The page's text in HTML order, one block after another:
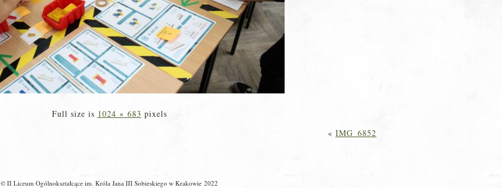
Full size is 1024 × 683 pixels
« IMG_6852
© II Liceum Ogólnokształcące im. Króla Jana III Sobieskiego w Krakowie 2022